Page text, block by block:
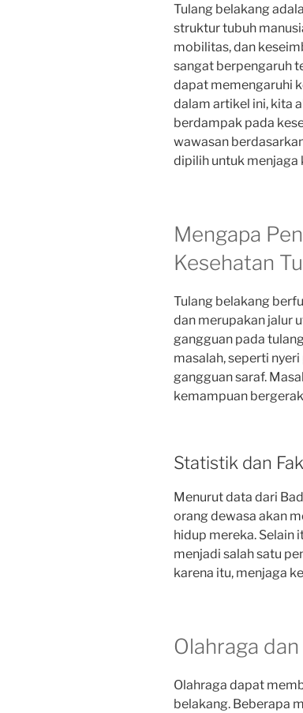
Tulang belakang
struktur tubuh
mobilitas, dan
sangat berpengaruh
dapat memengaruhi
dalam artikel ini, kita
berdampak pada
wawasan
dipilih untuk menjaga
Mengapa
Kesehatan
Tulang belakang
dan merupakan jalur
gangguan pada
masalah, seperti
gangguan saraf.
kemampuan
Statistik dan
Menurut data dari
orang dewasa akan
hidup mereka. Selain
menjadi salah satu
karena itu, menjaga
Olahraga
Olahraga dapat
belakang. Beberapa